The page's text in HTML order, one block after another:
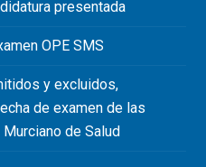
presentada
OPE SMS
y excluidos,
de examen de las
de Salud